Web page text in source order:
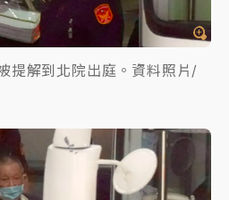
提解到北院出庭。資料照片/